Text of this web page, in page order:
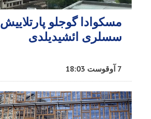
مسکوادا گوجلو پارتلاییش
سسلری ائشیدیلدی
7 آوقوست 18:03